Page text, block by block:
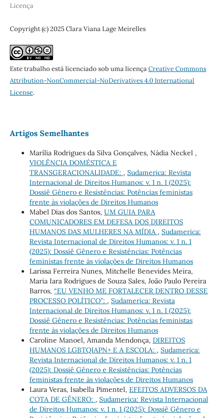
Licença
Copyright (c) 2025 Clara Viana Lage Meirelles
Este trabalho está licenciado sob uma licençaCreative Commons
Attribution-NonCommercial-NoDerivatives 4.0 International
License.
Artigos Semelhantes
Marília Rodrigues da Silva Gonçalves, Nádia Neckel ,
VIOLÊNCIA DOMÉSTICA E
TRANSGERACIONALIDADE: , Sudamerica: Revista
Internacional de Direitos Humanos: v. 1 n. 1 (2025):
Dossiê Gênero e Resistências: Potências feministas
frente às violações de Direitos Humanos
Mabel Dias dos Santos, UM GUIA PARA
COMUNICADORES EM DEFESA DOS DIREITOS
HUMANOS DAS MULHERES NA MÍDIA , Sudamerica:
Revista Internacional de Direitos Humanos: v. 1 n. 1
(2025): Dossiê Gênero e Resistências: Potências
feministas frente às violações de Direitos Humanos
Larissa Ferreira Nunes, Mitchelle Benevides Meira,
Maria Iara Rodrigues de Souza Sales, João Paulo Pereira
Barros, “EU VENHO ME FORTALECER DENTRO DESSE
PROCESSO POLÍTICO”: , Sudamerica: Revista
Internacional de Direitos Humanos: v. 1 n. 1 (2025):
Dossiê Gênero e Resistências: Potências feministas
frente às violações de Direitos Humanos
Caroline Manoel, Amanda Mendonça, DIREITOS
HUMANOS LGBTQIAPN+ E A ESCOLA: , Sudamerica:
Revista Internacional de Direitos Humanos: v. 1 n. 1
(2025): Dossiê Gênero e Resistências: Potências
feministas frente às violações de Direitos Humanos
Laura Veras, Isabella Pimentel, EFEITOS ADVERSOS DA
COTA DE GÊNERO: , Sudamerica: Revista Internacional
de Direitos Humanos: v. 1 n. 1 (2025): Dossiê Gênero e